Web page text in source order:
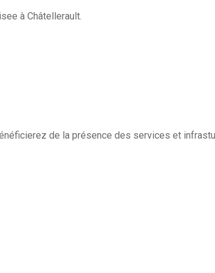
à Châtellerault.
de la présence des services et